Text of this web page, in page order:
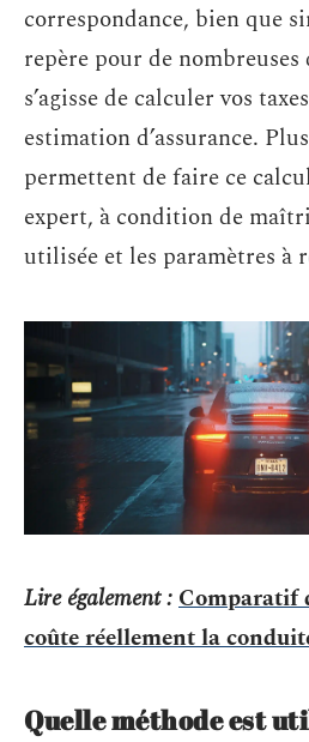
correspondance, bien que
repère pour de nombreuses
s’agisse de calculer vos
estimation d’assurance.
permettent de faire ce
expert, à condition de
utilisée et les paramètres à
Lire également :Comparatif
coûte réellement la
Quelle méthode est